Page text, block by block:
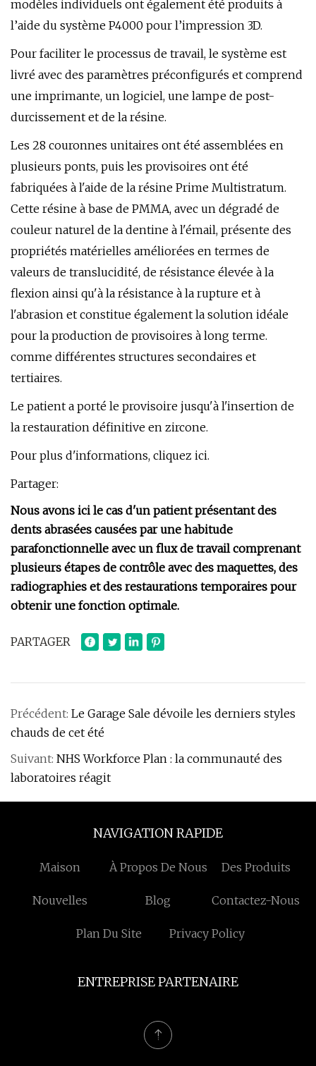
modèles individuels ont également été produits à
l’aide du système P4000 pour l’impression 3D.
Pour faciliter le processus de travail, le système est
livré avec des paramètres préconfigurés et comprend
une imprimante, un logiciel, une lampe de post-
durcissement et de la résine.
Les 28 couronnes unitaires ont été assemblées en
plusieurs ponts, puis les provisoires ont été
fabriquées à l'aide de la résine Prime Multistratum.
Cette résine à base de PMMA, avec un dégradé de
couleur naturel de la dentine à l'émail, présente des
propriétés matérielles améliorées en termes de
valeurs de translucidité, de résistance élevée à la
flexion ainsi qu'à la résistance à la rupture et à
l'abrasion et constitue également la solution idéale
pour la production de provisoires à long terme.
comme différentes structures secondaires et
tertiaires.
Le patient a porté le provisoire jusqu'à l'insertion de
la restauration définitive en zircone.
Pour plus d'informations, cliquez ici.
Partager:
Nous avons ici le cas d'un patient présentant des
dents abrasées causées par une habitude
parafonctionnelle avec un flux de travail comprenant
plusieurs étapes de contrôle avec des maquettes, des
radiographies et des restaurations temporaires pour
obtenir une fonction optimale.
PARTAGER
Précédent: Le Garage Sale dévoile les derniers styles
chauds de cet été
Suivant: NHS Workforce Plan : la communauté des
laboratoires réagit
NAVIGATION RAPIDE
Maison À Propos De Nous Des Produits
Nouvelles Blog Contactez-Nous
Plan Du Site Privacy Policy
ENTREPRISE PARTENAIRE